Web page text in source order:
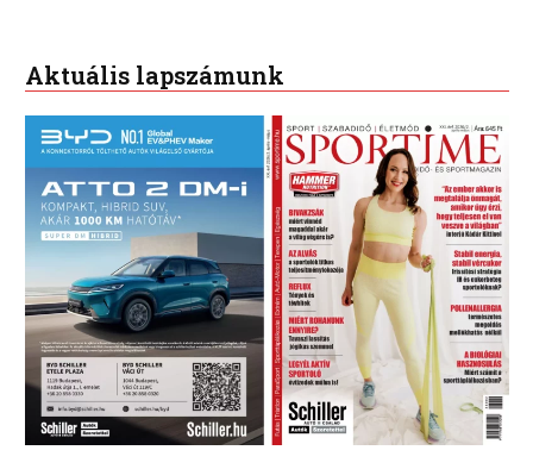
Aktuális lapszámunk